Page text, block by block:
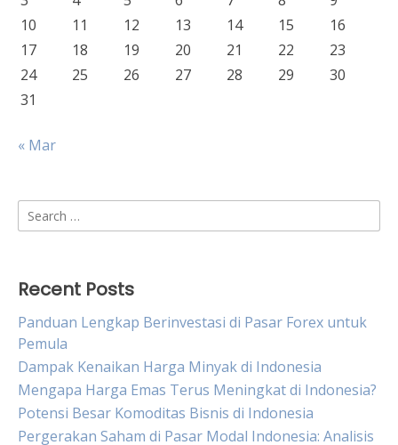
10
11 12 13 14 15
16
17
18 19 20 21 22
23
24
25 26 27 28 29
30
31
« Mar
Search
for:
Recent Posts
Panduan Lengkap Berinvestasi di Pasar Forex untuk
Pemula
Dampak Kenaikan Harga Minyak di Indonesia
Mengapa Harga Emas Terus Meningkat di Indonesia?
Potensi Besar Komoditas Bisnis di Indonesia
Pergerakan Saham di Pasar Modal Indonesia: Analisis